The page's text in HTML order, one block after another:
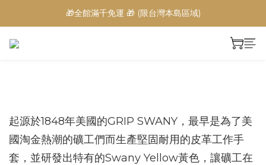
🎁全館滿千免運 🎁 (限台灣本島區域)
next
起源於1848年美國的GRIP SWANY，最早是為了美
國淘金熱潮的礦工們而生產堅固耐用的皮革工作手
套，並研發出特有的Swany Yellow黃色，讓礦工在